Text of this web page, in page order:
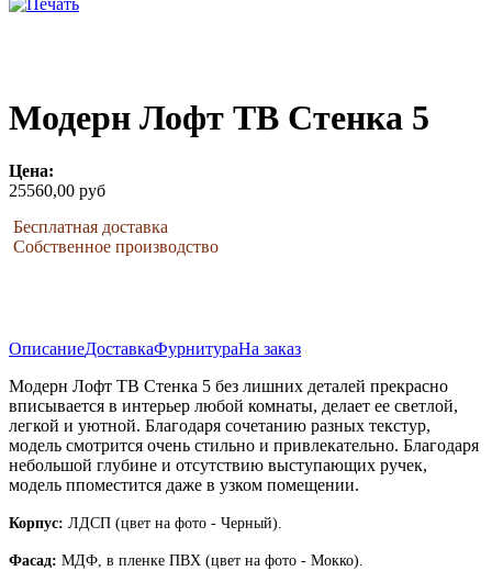
Модерн Лофт ТВ Стенка 5
Цена:
25560,00 руб
Бесплатная доставка
Собственное производство
ОписаниеДоставкаФурнитураНа заказ
Модерн Лофт ТВ Стенка 5 без лишних деталей прекрасно
вписывается в интерьер любой комнаты, делает ее светлой,
легкой и уютной. Благодаря сочетанию разных текстур,
модель смотрится очень стильно и привлекательно. Благодаря
небольшой глубине и отсутствию выступающих ручек,
модель ппоместится даже в узком помещении.
Корпус: ЛДСП (цвет на фото - Черный).
Фасад: МДФ, в пленке ПВХ (цвет на фото - Мокко).